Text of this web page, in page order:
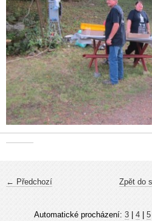
← Předchozí Zpět do
Automatické procházení: 3 4 5